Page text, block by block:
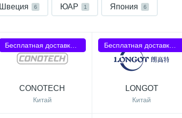
Швеция 6 ЮАР 1 Япония 6
Бесплатная доставка РФ
CONOTECH
Китай
Бесплатная доставка РФ
LONGOT
Китай